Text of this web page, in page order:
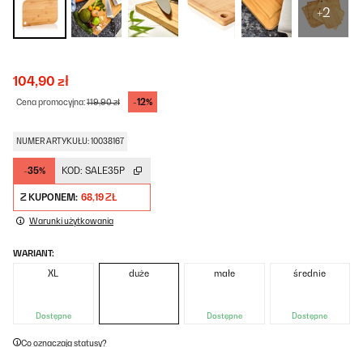
+2
104,90 zł
Cena promocyjna:119,90 zł -12%
NUMER ARTYKUŁU: 10038167
-35% KOD: SALE35P
Z KUPONEM: 68,19 ZŁ
Warunki użytkowania
WARIANT:
XL
Dostępne
duże małe
Dostępne
średnie
Dostępne
Co oznaczają statusy?